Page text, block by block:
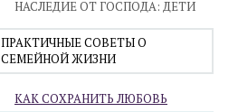
НАСЛЕДИЕ ОТ ГОСПОДА: ДЕТИ
ПРАКТИЧНЫЕ СОВЕТЫ О
СЕМЕЙНОЙ ЖИЗНИ
КАК СОХРАНИТЬ ЛЮБОВЬ